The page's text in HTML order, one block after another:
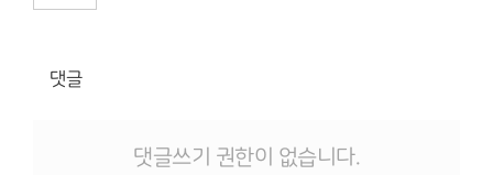
댓글
댓글쓰기 권한이 없습니다.